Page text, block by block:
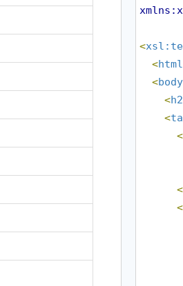
<
<html
<body
<h2
<
<
<